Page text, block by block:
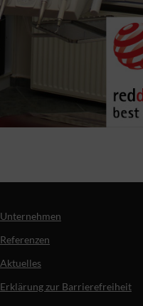
Unternehmen
Referenzen
Aktuelles
Erklärung zur Barrierefreiheit